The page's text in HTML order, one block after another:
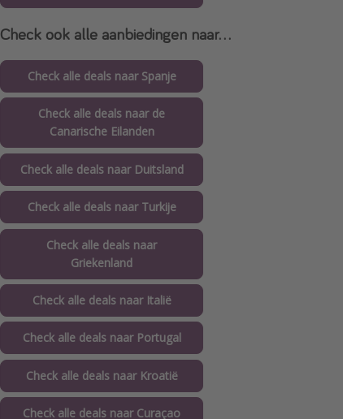
Check ook alle aanbiedingen naar...
Check alle deals naar Spanje
Check alle deals naar de
Canarische Eilanden
Check alle deals naar Duitsland
Check alle deals naar Turkije
Check alle deals naar
Griekenland
Check alle deals naar Italië
Check alle deals naar Portugal
Check alle deals naar Kroatië
Check alle deals naar Curaçao